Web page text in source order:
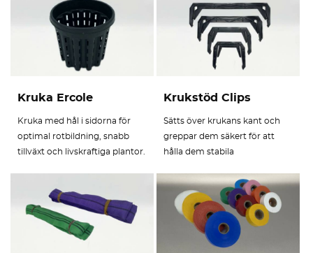
Kruka Ercole
Kruka med hål i sidorna för
optimal rotbildning, snabb
tillväxt och livskraftiga plantor.
Krukstöd Clips
Sätts över krukans kant och
greppar dem säkert för att
hålla dem stabila